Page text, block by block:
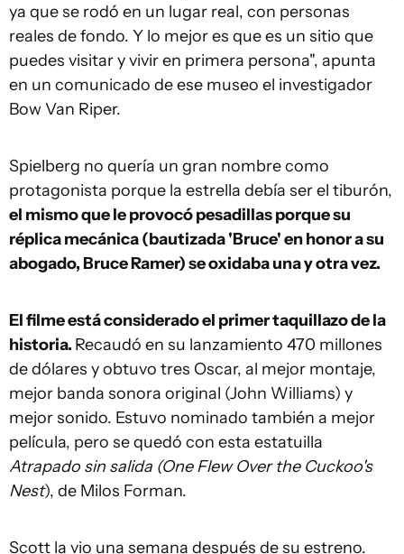
ya que se rodó en un lugar real, con personas
reales de fondo. Y lo mejor es que es un sitio que
puedes visitar y vivir en primera persona", apunta
en un comunicado de ese museo el investigador
Bow Van Riper.
Spielberg no quería un gran nombre como
protagonista porque la estrella debía ser el tiburón,
el mismo que le provocó pesadillas porque su
réplica mecánica (bautizada 'Bruce' en honor a su
abogado, Bruce Ramer) se oxidaba una y otra vez.
El filme está considerado el primer taquillazo de la
historia. Recaudó en su lanzamiento 470 millones
de dólares y obtuvo tres Oscar, al mejor montaje,
mejor banda sonora original (John Williams) y
mejor sonido. Estuvo nominado también a mejor
película, pero se quedó con esta estatuilla
Atrapado sin salida (One Flew Over the Cuckoo's
Nest), de Milos Forman.
Scott la vio una semana después de su estreno.